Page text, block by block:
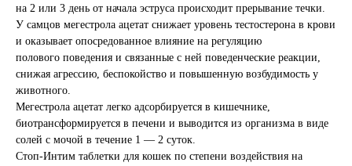
на 2 или 3 день от начала эструса происходит прерывание течки.
У самцов мегестрола ацетат снижает уровень тестостерона в крови
и оказывает опосредованное влияние на регуляцию
полового поведения и связанные с ней поведенческие реакции,
снижая агрессию, беспокойство и повышенную возбудимость у
животного.
Мегестрола ацетат легко адсорбируется в кишечнике,
биотрансформируется в печени и выводится из организма в виде
солей с мочой в течение 1 — 2 суток.
Стоп-Интим таблетки для кошек по степени воздействия на